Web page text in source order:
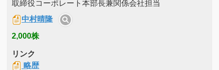
取締役コーポレート本部長兼関係会社担当
中村晴隆
2,000株
リンク
略歴